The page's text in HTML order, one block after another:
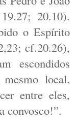
20.10).
o Espírito
cf.20.26),
escondidos
local.
entre eles,
convosco!”.